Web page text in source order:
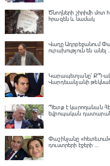
Ծնողների շիրիմի մոտ
հրազեն և նամակ
Վաղը Ադրբեջանում
ուրախություն են անել ...
Կարապետյանը՝ ՔՊ-
Վարդեւանյանի
Պետք է կարողանան
եվրոպական
Փաշինյանը «հետեւում»
դուստրերի էջերի ...